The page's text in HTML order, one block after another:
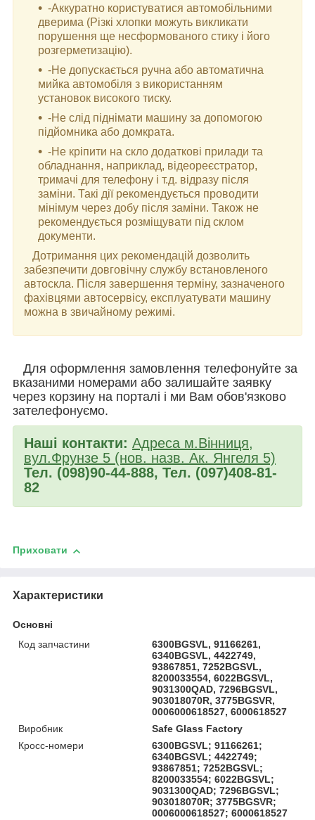
-Аккуратно користуватися автомобільними
дверима (Різкі хлопки можуть викликати
порушення ще несформованого стику і його
розгерметизацію).
-Не допускається ручна або автоматична
мийка автомобіля з використанням
установок високого тиску.
-Не слід піднімати машину за допомогою
підйомника або домкрата.
-Не кріпити на скло додаткові прилади та
обладнання, наприклад, відеореєстратор,
тримачі для телефону і т.д. відразу після
заміни. Такі дії рекомендується проводити
мінімум через добу після заміни. Також не
рекомендується розміщувати під склом
документи.
Дотримання цих рекомендацій дозволить
забезпечити довговічну службу встановленого
автоскла. Після завершення терміну, зазначеного
фахівцями автосервісу, експлуатувати машину
можна в звичайному режимі.
Для оформлення замовлення телефонуйте за
вказаними номерами або залишайте заявку
через корзину на порталі і ми Вам обов'язково
зателефонуємо.
Наші контакти: Адреса м.Вінниця,
вул.Фрунзе 5 (нов. назв. Ак. Янгеля 5)
Тел. (098)90-44-888, Тел. (097)408-81-
82
Приховати
Характеристики
Основні
Код запчастини
6300BGSVL, 91166261,
6340BGSVL, 4422749,
93867851, 7252BGSVL,
8200033554, 6022BGSVL,
9031300QAD, 7296BGSVL,
903018070R, 3775BGSVR,
0006000618527, 6000618527
Виробник
Safe Glass Factory
Кросс-номери
6300BGSVL; 91166261;
6340BGSVL; 4422749;
93867851; 7252BGSVL;
8200033554; 6022BGSVL;
9031300QAD; 7296BGSVL;
903018070R; 3775BGSVR;
0006000618527; 6000618527